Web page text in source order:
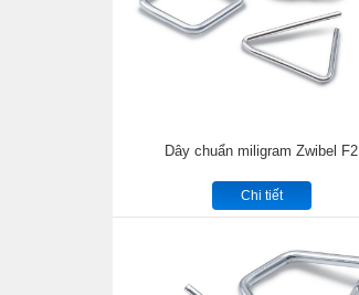
Dây chuẩn miligram Zwibel F2
Chi tiết